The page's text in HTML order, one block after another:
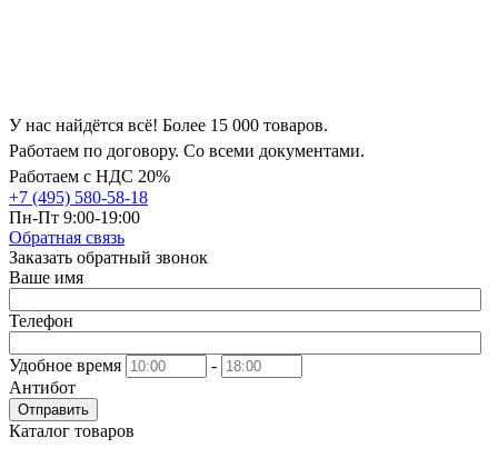
У нас найдётся всё! Более 15 000 товаров.
Работаем по договору. Со всеми документами.
Работаем с НДС 20%
+7 (495) 580-58-18
Пн-Пт 9:00-19:00
Обратная связь
Заказать обратный звонок
Ваше имя
Телефон
Удобное время
-
Антибот
Отправить
Каталог товаров